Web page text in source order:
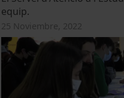
equip.
25 Noviembre, 2022